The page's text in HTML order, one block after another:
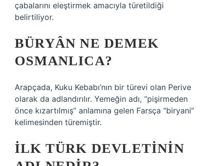
çabalarını eleştirmek amacıyla türetildiği
belirtiliyor.
BÜRYÂN NE DEMEK
OSMANLICA?
Arapçada, Kuku Kebabı’nın bir türevi olan Perive
olarak da adlandırılır. Yemeğin adı, “pişirmeden
önce kızartılmış” anlamına gelen Farsça “biryani”
kelimesinden türemiştir.
İLK TÜRK DEVLETININ